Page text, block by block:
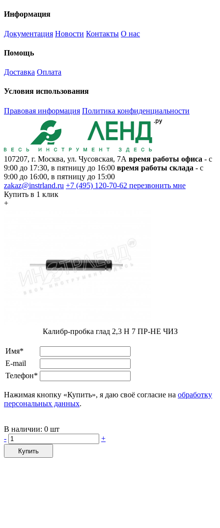
Информация
Документация Новости Контакты О нас
Помощь
Доставка Оплата
Условия использования
Правовая информация Политика конфиденциальности
107207, г. Москва, ул. Чусовская, 7А время работы офиса - с
9:00 до 17:30, в пятницу до 16:00 время работы склада - с
9:00 до 16:00, в пятницу до 15:00
zakaz@instrland.ru +7 (495) 120-70-62 перезвонить мне
Купить в 1 клик
+
Калибр-пробка глад 2,3 H 7 ПР-НЕ ЧИЗ
Имя*
E-mail
Телефон*
Нажимая кнопку «Купить», я даю своё согласие на обработку
персональных данных.
В наличии: 0 шт
-
+
Купить